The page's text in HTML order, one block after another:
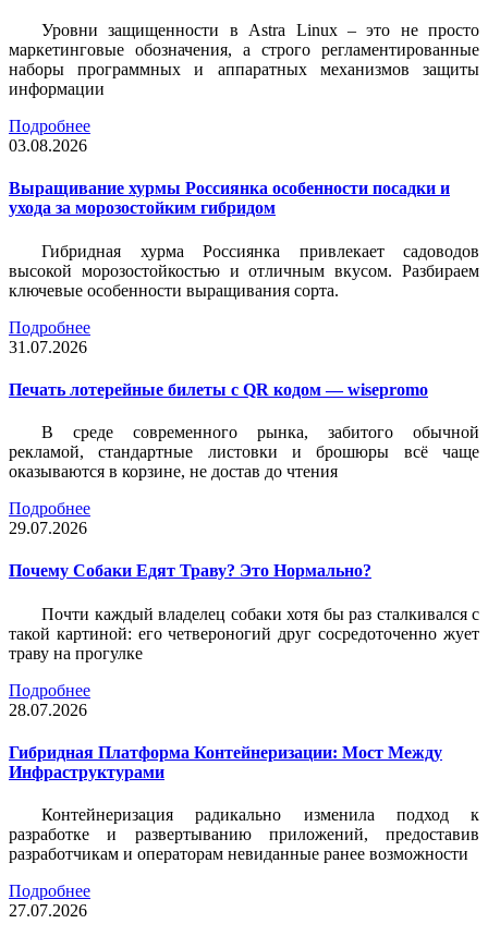
Уровни защищенности в Astra Linux – это не просто
маркетинговые обозначения, а строго регламентированные
наборы программных и аппаратных механизмов защиты
информации
Подробнее
03.08.2026
Выращивание хурмы Россиянка особенности посадки и
ухода за морозостойким гибридом
Гибридная хурма Россиянка привлекает садоводов
высокой морозостойкостью и отличным вкусом. Разбираем
ключевые особенности выращивания сорта.
Подробнее
31.07.2026
Печать лотерейные билеты c QR кодом — wisepromo
В среде современного рынка, забитого обычной
рекламой, стандартные листовки и брошюры всё чаще
оказываются в корзине, не достав до чтения
Подробнее
29.07.2026
Почему Собаки Едят Траву? Это Нормально?
Почти каждый владелец собаки хотя бы раз сталкивался с
такой картиной: его четвероногий друг сосредоточенно жует
траву на прогулке
Подробнее
28.07.2026
Гибридная Платформа Контейнеризации: Мост Между
Инфраструктурами
Контейнеризация радикально изменила подход к
разработке и развертыванию приложений, предоставив
разработчикам и операторам невиданные ранее возможности
Подробнее
27.07.2026